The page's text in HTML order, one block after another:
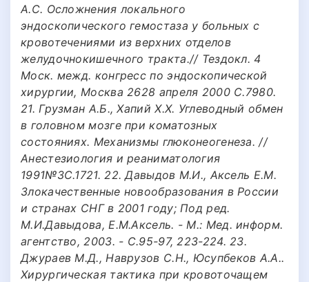
А.С. Осложнения локального
эндоскопического гемостаза у больных с
кровотечениями из верхних отделов
желудочнокишечного тракта.// Тездокл. 4
Моск. межд. конгресс по эндоскопической
хирургии, Москва 2628 апреля 2000 C.7980.
21. Грузман А.Б., Хапий Х.Х. Углеводный обмен
в головном мозге при коматозных
состояниях. Механизмы глюконеогенеза. //
Анестезиология и реаниматология
1991№3С.1721. 22. Давыдов М.И., Аксель Е.М.
Злокачественные новообразования в России
и странах СНГ в 2001 году; Под ред.
М.И.Давыдова, Е.М.Аксель. - М.: Мед. информ.
агентство, 2003. - С.95-97, 223-224. 23.
Джураев М.Д., Наврузов С.Н., Юсупбеков А.А..
Хирургическая тактика при кровоточащем